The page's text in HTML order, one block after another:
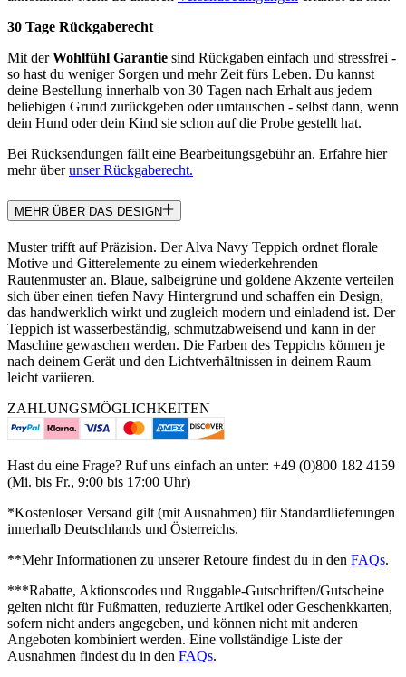
30 Tage Rückgaberecht
Mit derWohlfühl Garantie sind Rückgaben einfach und stressfrei -
so hast du weniger Sorgen und mehr Zeit fürs Leben. Du kannst
deine Bestellung innerhalb von 30 Tagen nach Erhalt aus jedem
beliebigen Grund zurückgeben oder umtauschen - selbst dann, wenn
dein Hund oder dein Kind sie schon auf die Probe gestellt hat.
Bei Rücksendungen fällt eine Bearbeitungsgebühr an. Erfahre hier
mehr überunser Rückgaberecht.
MEHR ÜBER DAS DESIGN
Muster trifft auf Präzision. Der Alva Navy Teppich ordnet florale
Motive und Gitterelemente zu einem wiederkehrenden
Rautenmuster an. Blaue, salbeigrüne und goldene Akzente verteilen
sich über einen tiefen Navy Hintergrund und schaffen ein Design,
das handwerklich wirkt und zugleich modern und einladend ist. Der
Teppich ist wasserbeständig, schmutzabweisend und kann in der
Maschine gewaschen werden. Die Farben des Teppichs können je
nach deinem Gerät und den Lichtverhältnissen in deinem Raum
leicht variieren.
ZAHLUNGSMÖGLICHKEITEN
Hast du eine Frage? Ruf uns einfach an unter: +49 (0)800 182 4159
(Mi. bis Fr., 9:00 bis 17:00 Uhr)
*Kostenloser Versand gilt (mit Ausnahmen) für Standardlieferungen
innerhalb Deutschlands und Österreichs.
**Mehr Informationen zu unserer Retoure findest du in den FAQs.
***Rabatte, Aktionscodes und Ruggable-Gutschriften/Gutscheine
gelten nicht für Fußmatten, reduzierte Artikel oder Geschenkkarten,
sofern nicht anders angegeben, und können nicht mit anderen
Angeboten kombiniert werden. Eine vollständige Liste der
Ausnahmen findest du in den FAQs.